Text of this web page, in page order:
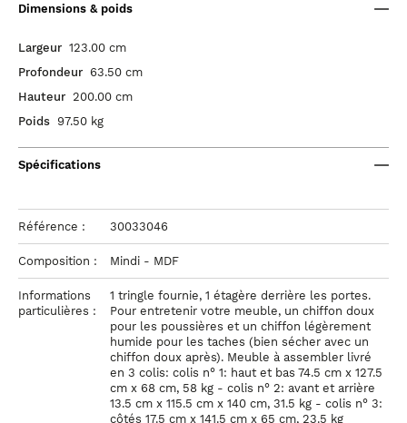
Dimensions & poids
Largeur 123.00 cm
Profondeur 63.50 cm
Hauteur 200.00 cm
Poids 97.50 kg
Spécifications
Référence : 30033046
Composition : Mindi - MDF
Informations
particulières :
1 tringle fournie, 1 étagère derrière les portes.
Pour entretenir votre meuble, un chiffon doux
pour les poussières et un chiffon légèrement
humide pour les taches (bien sécher avec un
chiffon doux après). Meuble à assembler livré
en 3 colis: colis n° 1: haut et bas 74.5 cm x 127.5
cm x 68 cm, 58 kg - colis n° 2: avant et arrière
13.5 cm x 115.5 cm x 140 cm, 31.5 kg - colis n° 3:
côtés 17.5 cm x 141.5 cm x 65 cm, 23.5 kg